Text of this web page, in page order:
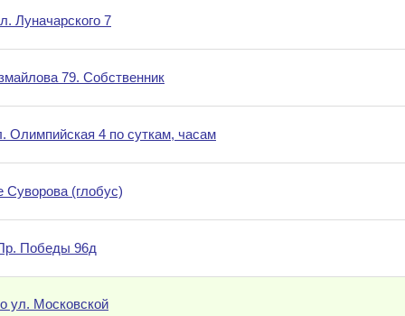
Луначарского 7
79. Собственник
Олимпийская 4 по суткам, часам
Суворова (глобус)
Победы 96д
ул. Московской